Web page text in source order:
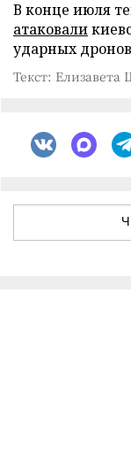
В конце июля
атаковали
ударных
Текст: